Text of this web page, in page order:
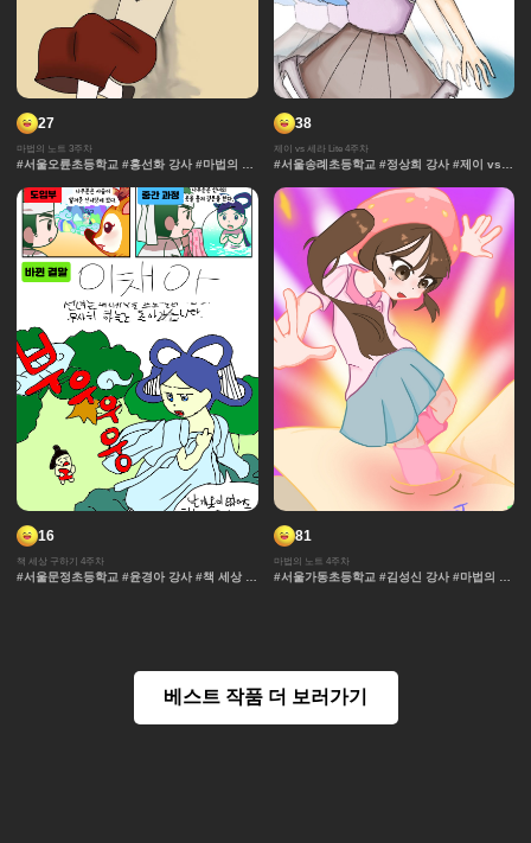
27
마법의 노트 3주차
#서울오륜초등학교 #홍선화 강사 #마법의 노
얼굴 #추격전 #컷만화 #개성 #액션 #장면효
과 #창작 디자인 #노트 #마법 #연출 #캐릭터
#콘티 #날씨 #아이돌 #댄스
38
제이 vs 세라 Lite 4주차
#서울송례초등학교 #정상희 강사 #제이 vs
#컷만화 #데포르메 #훈련 #보석 #창작 디자
인 #잔상표현 #체육 #제이 #대결 #댄스
16
책 세상 구하기 4주차
#서울문정초등학교 #윤경아 강사 #책 세상 구
81
마법의 노트 4주차
#서울가동초등학교 #김성신 강사 #마법의 노
베스트 작품 더 보러가기